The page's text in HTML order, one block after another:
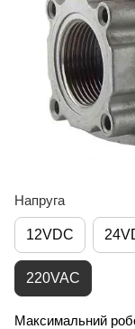
Напруга
12VDC
220VAC
Максимальний